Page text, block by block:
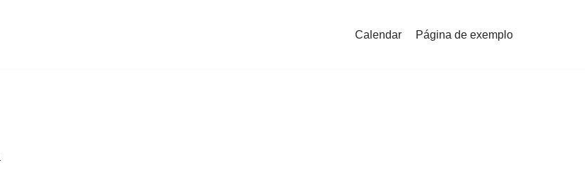
Calendar Página de exemplo